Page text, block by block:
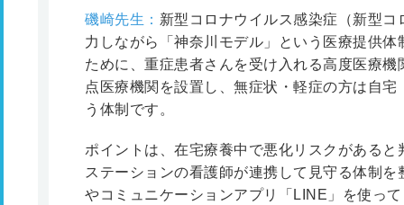
磯崎先生： 新型コロナウイルス感染症（新型
力しながら「神奈川モデル」という医療提供
ために、重症患者さんを受け入れる高度医療
点医療機関を設置し、無症状・軽症の方は自
う体制です。
ポイントは、在宅療養中で悪化リスクがある
ステーションの看護師が連携して見守る体制
やコミュニケーションアプリ「LINE」を使っ